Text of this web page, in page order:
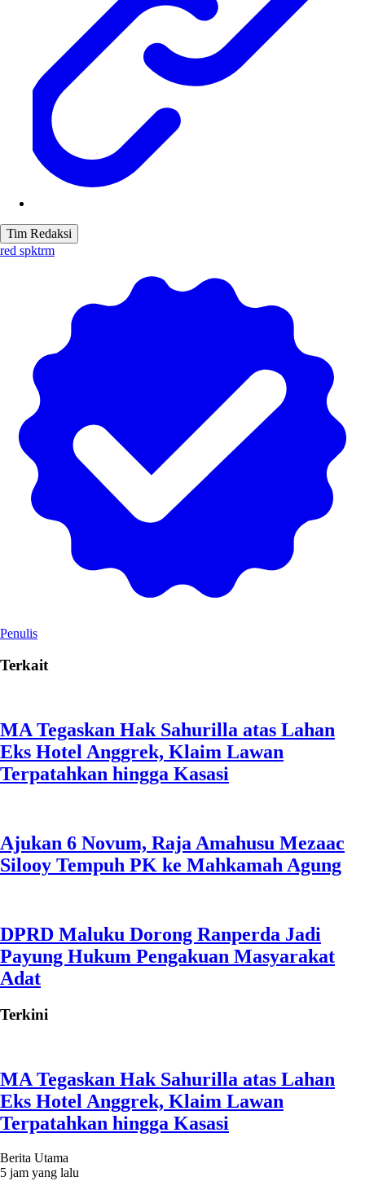
Tim Redaksi
red spktrm
Penulis
Terkait
MA Tegaskan Hak Sahurilla atas Lahan
Eks Hotel Anggrek, Klaim Lawan
Terpatahkan hingga Kasasi
Ajukan 6 Novum, Raja Amahusu Mezaac
Silooy Tempuh PK ke Mahkamah Agung
DPRD Maluku Dorong Ranperda Jadi
Payung Hukum Pengakuan Masyarakat
Adat
Terkini
MA Tegaskan Hak Sahurilla atas Lahan
Eks Hotel Anggrek, Klaim Lawan
Terpatahkan hingga Kasasi
Berita Utama
5 jam yang lalu